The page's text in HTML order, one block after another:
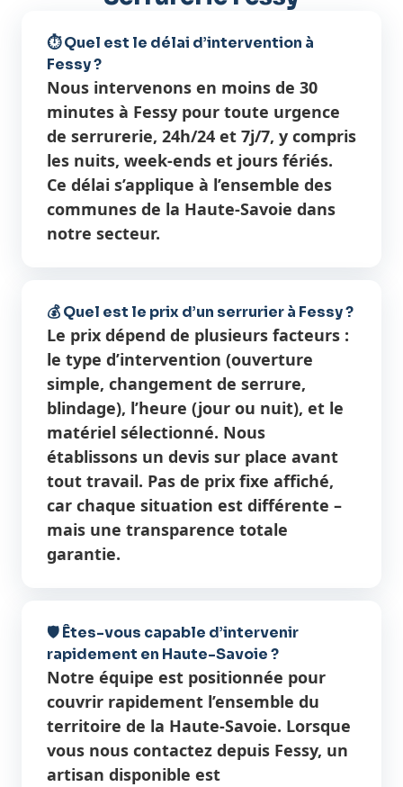
⏱️ Quel est le délai d’intervention à
Fessy ?
Nous intervenons en moins de 30
minutes à Fessy pour toute urgence
de serrurerie, 24h/24 et 7j/7, y compris
les nuits, week-ends et jours fériés.
Ce délai s’applique à l’ensemble des
communes de la Haute-Savoie dans
notre secteur.
💰 Quel est le prix d’un serrurier à Fessy ?
Le prix dépend de plusieurs facteurs :
le type d’intervention (ouverture
simple, changement de serrure,
blindage), l’heure (jour ou nuit), et le
matériel sélectionné. Nous
établissons un devis sur place avant
tout travail. Pas de prix fixe affiché,
car chaque situation est différente –
mais une transparence totale
garantie.
🛡️ Êtes-vous capable d’intervenir
rapidement en Haute-Savoie ?
Notre équipe est positionnée pour
couvrir rapidement l’ensemble du
territoire de la Haute-Savoie. Lorsque
vous nous contactez depuis Fessy, un
artisan disponible est